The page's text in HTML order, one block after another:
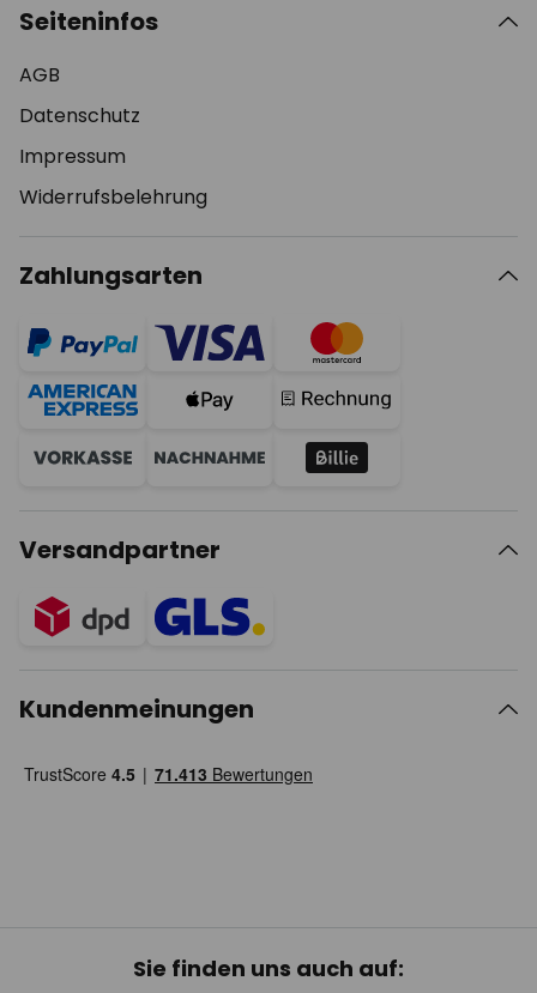
Seiteninfos
AGB
Datenschutz
Impressum
Widerrufsbelehrung
Zahlungsarten
Versandpartner
Kundenmeinungen
Sie finden uns auch auf: